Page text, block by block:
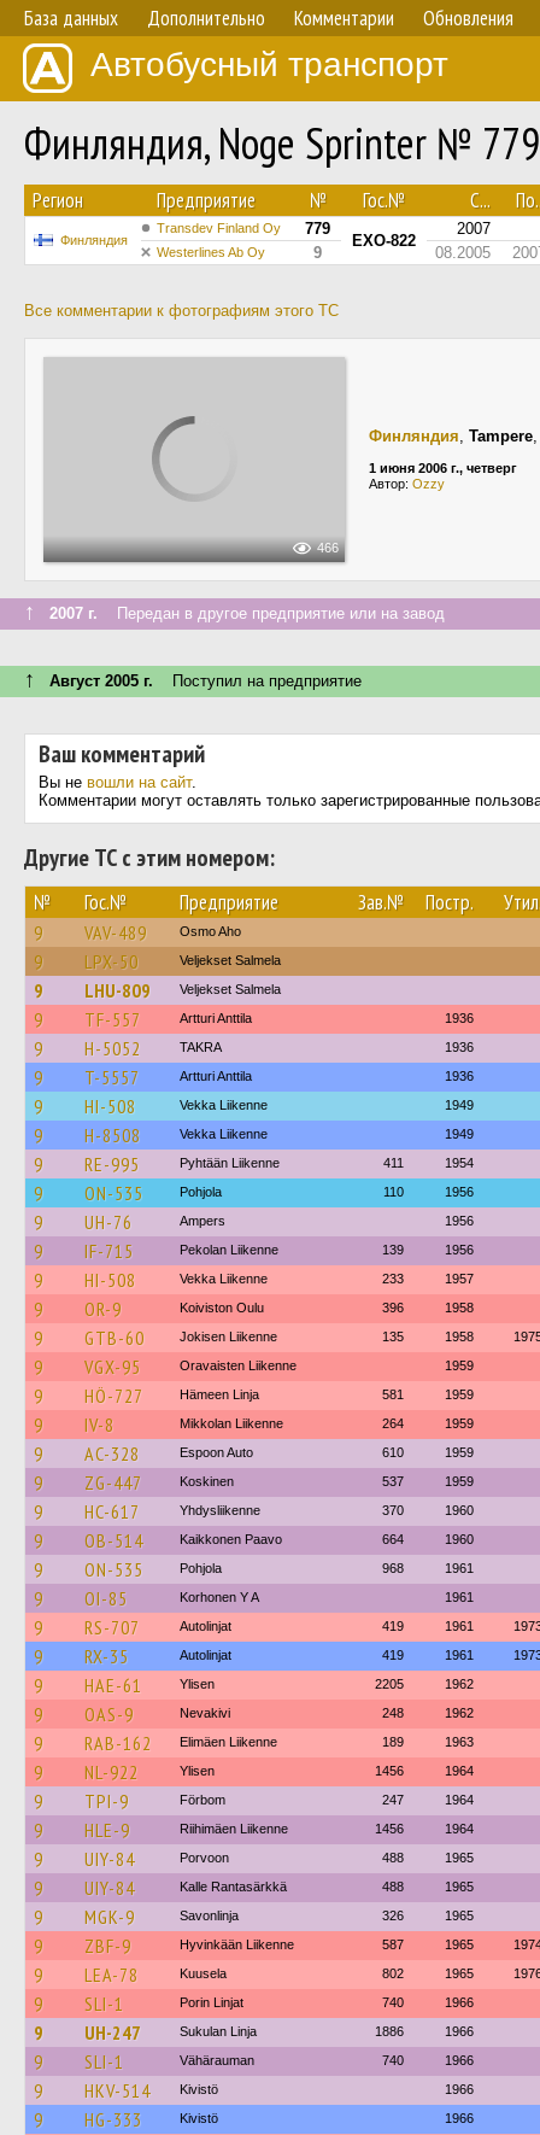
База данных Дополнительно Комментарии Обновления
Автобусный транспорт
Финляндия, Noge Sprinter № 779
Регион Предприятие № Гос.№ С...
Финляндия
Transdev Finland Oy 779
EXO-822
2007
Westerlines Ab Oy 9 08.2005
Все комментарии к фотографиям этого ТС
466
Финляндия, Tampere
1 июня 2006 г., четверг
Автор: Ozzy
↑ 2007 г. Передан в другое предприятие или на завод
↑ Август 2005 г. Поступил на предприятие
Ваш комментарий
Вы не вошли на сайт.
Комментарии могут оставлять только зарегистрированные
Другие ТС с этим номером:
№ Гос.№ Предприятие Зав.№ Постр.
9 VAV-489 Osmo Aho
9 LPX-50 Veljekset Salmela
9 LHU-809 Veljekset Salmela
9 TF-557 Artturi Anttila 1936
9 H-5052 TAKRA 1936
9 T-5557 Artturi Anttila 1936
9 HI-508 Vekka Liikenne 1949
9 H-8508 Vekka Liikenne 1949
9 RE-995 Pyhtään Liikenne 411 1954
9 ON-535 Pohjola 110 1956
9 UH-76 Ampers 1956
9 IF-715 Pekolan Liikenne 139 1956
9 HI-508 Vekka Liikenne 233 1957
9 OR-9 Koiviston Oulu 396 1958
9 GTB-60 Jokisen Liikenne 135 1958
9 VGX-95 Oravaisten Liikenne 1959
9 HÖ-727 Hämeen Linja 581 1959
9 IV-8 Mikkolan Liikenne 264 1959
9 AC-328 Espoon Auto 610 1959
9 ZG-447 Koskinen 537 1959
9 HC-617 Yhdysliikenne 370 1960
9 OB-514 Kaikkonen Paavo 664 1960
9 ON-535 Pohjola 968 1961
9 OI-85 Korhonen Y A 1961
9 RS-707 Autolinjat 419 1961
9 RX-35 Autolinjat 419 1961
9 HAE-61 Ylisen 2205 1962
9 OAS-9 Nevakivi 248 1962
9 RAB-162 Elimäen Liikenne 189 1963
9 NL-922 Ylisen 1456 1964
9 TPI-9 Förbom 247 1964
9 HLE-9 Riihimäen Liikenne 1456 1964
9 UIY-84 Porvoon 488 1965
9 UIY-84 Kalle Rantasärkkä 488 1965
9 MGK-9 Savonlinja 326 1965
9 ZBF-9 Hyvinkään Liikenne 587 1965
9 LEA-78 Kuusela 802 1965
9 SLI-1 Porin Linjat 740 1966
9 UH-247 Sukulan Linja 1886 1966
9 SLI-1 Vähärauman 740 1966
9 HKV-514 Kivistö 1966
9 HG-333 Kivistö 1966